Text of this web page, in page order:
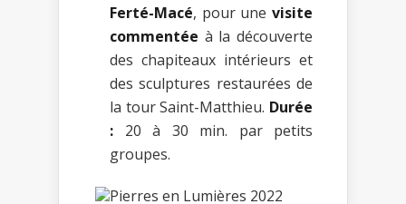
Ferté-Macé, pour une visite
commentée à la découverte
des chapiteaux intérieurs et
des sculptures restaurées de
la tour Saint-Matthieu. Durée
: 20 à 30 min. par petits
groupes.